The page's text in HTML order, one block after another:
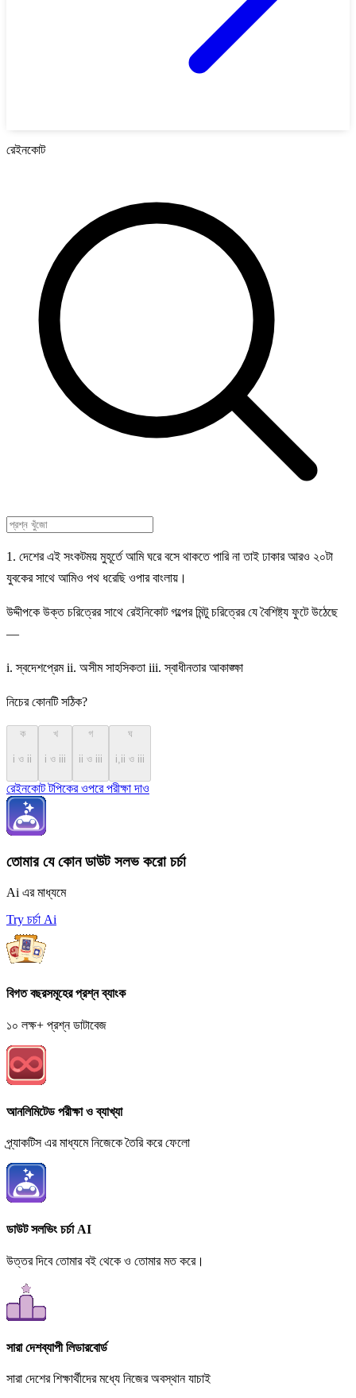
রেইনকোট
1. দেশের এই সংকটময় মুহূর্তে আমি ঘরে বসে থাকতে পারি না তাই ঢাকার আরও ২০টা
যুবকের সাথে আমিও পথ ধরেছি ওপার বাংলায়।
উদ্দীপকে উক্ত চরিত্রের সাথে রেইনিকোট গল্পের মিন্টু চরিত্রের যে বৈশিষ্ট্য ফুটে উঠেছে
—
i. স্বদেশপ্রেম ii. অসীম সাহসিকতা iii. স্বাধীনতার আকাঙ্ক্ষা
নিচের কোনটি সঠিক?
ক
i ও ii
খ
i ও iii
গ
ii ও iii
ঘ
i,ii ও iii
রেইনকোট টপিকের ওপরে পরীক্ষা দাও
তোমার যে কোন ডাউট সলভ করো চর্চা
Ai এর মাধ্যমে
Try চর্চা Ai
বিগত বছরসমূহের প্রশ্ন ব্যাংক
১০ লক্ষ+ প্রশ্ন ডাটাবেজ
আনলিমিটেড পরীক্ষা ও ব্যাখ্যা
প্র্যাকটিস এর মাধ্যমে নিজেকে তৈরি করে ফেলো
ডাউট সলভিং চর্চা AI
উত্তর দিবে তোমার বই থেকে ও তোমার মত করে।
সারা দেশব্যাপী লিডারবোর্ড
সারা দেশের শিক্ষার্থীদের মধ্যে নিজের অবস্থান যাচাই